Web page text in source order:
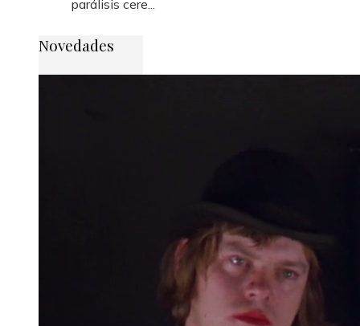
parálisis cere...
Novedades